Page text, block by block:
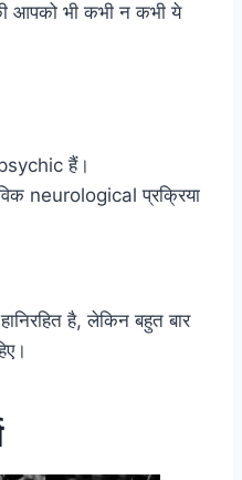
आपको भी कभी न कभी ये
हैं।
neurological प्रक्रिया
है, लेकिन बहुत बार